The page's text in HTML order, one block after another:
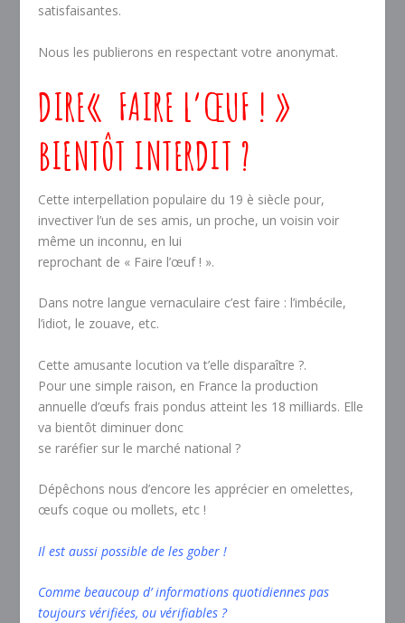
satisfaisantes.
Nous les publierons en respectant votre anonymat.
DIRE« FAIRE L’ŒUF ! »
BIENTÔT INTERDIT ?
Cette interpellation populaire du 19 è siècle pour,
invectiver l’un de ses amis, un proche, un voisin voir
même un inconnu, en lui
reprochant de « Faire l’œuf ! ».
Dans notre langue vernaculaire c’est faire : l’imbécile,
l’idiot, le zouave, etc.
Cette amusante locution va t’elle disparaître ?.
Pour une simple raison, en France la production
annuelle d’œufs frais pondus atteint les 18 milliards. Elle
va bientôt diminuer donc
se raréfier sur le marché national ?
Dépêchons nous d’encore les apprécier en omelettes,
œufs coque ou mollets, etc !
Il est aussi possible de les gober !
Comme beaucoup d’ informations quotidiennes pas
toujours vérifiées, ou vérifiables ?